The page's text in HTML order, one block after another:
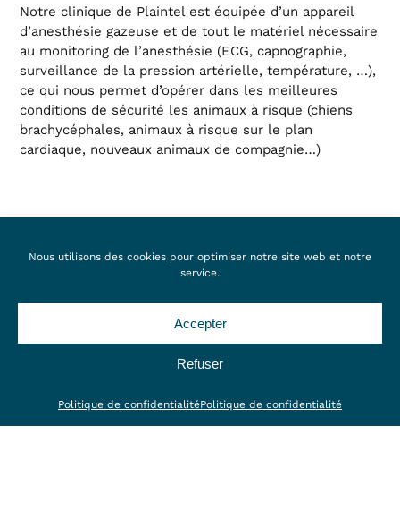
Nous utilisons des cookies pour optimiser notre site web et notre
service.
Accepter
Refuser
Politique de confidentialitéPolitique de confidentialité
Notre clinique de Plaintel est équipée d’un appareil
d’anesthésie gazeuse et de tout le matériel nécessaire
au monitoring de l’anesthésie (ECG, capnographie,
surveillance de la pression artérielle, température, …),
ce qui nous permet d’opérer dans les meilleures
conditions de sécurité les animaux à risque (chiens
brachycéphales, animaux à risque sur le plan
cardiaque, nouveaux animaux de compagnie…)
Si votre animal n’a jamais été amené en consultation,
nous procédons à une consultation pré-opératoire afin
de faire un examen général et tout examen
complémentaire qui nous semblera nécessaire pour
nous assurer que votre compagnon est en mesure de
Avant chaque intervention, l’animal est endormi. Selon